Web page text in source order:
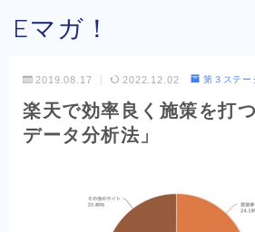
Eマガ！
Eマガ！とは？
公式メルマガ
2019.08.17 2022.12.02 第３ステ
楽天で効率良く施策を打
データ分析法」